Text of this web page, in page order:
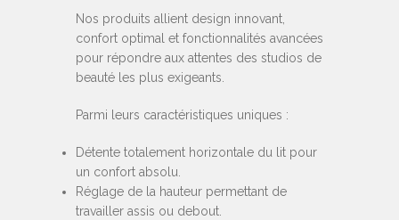
Nos produits allient design innovant,
confort optimal et fonctionnalités avancées
pour répondre aux attentes des studios de
beauté les plus exigeants.
Parmi leurs caractéristiques uniques :
Détente totalement horizontale du lit pour
un confort absolu.
Réglage de la hauteur permettant de
travailler assis ou debout.